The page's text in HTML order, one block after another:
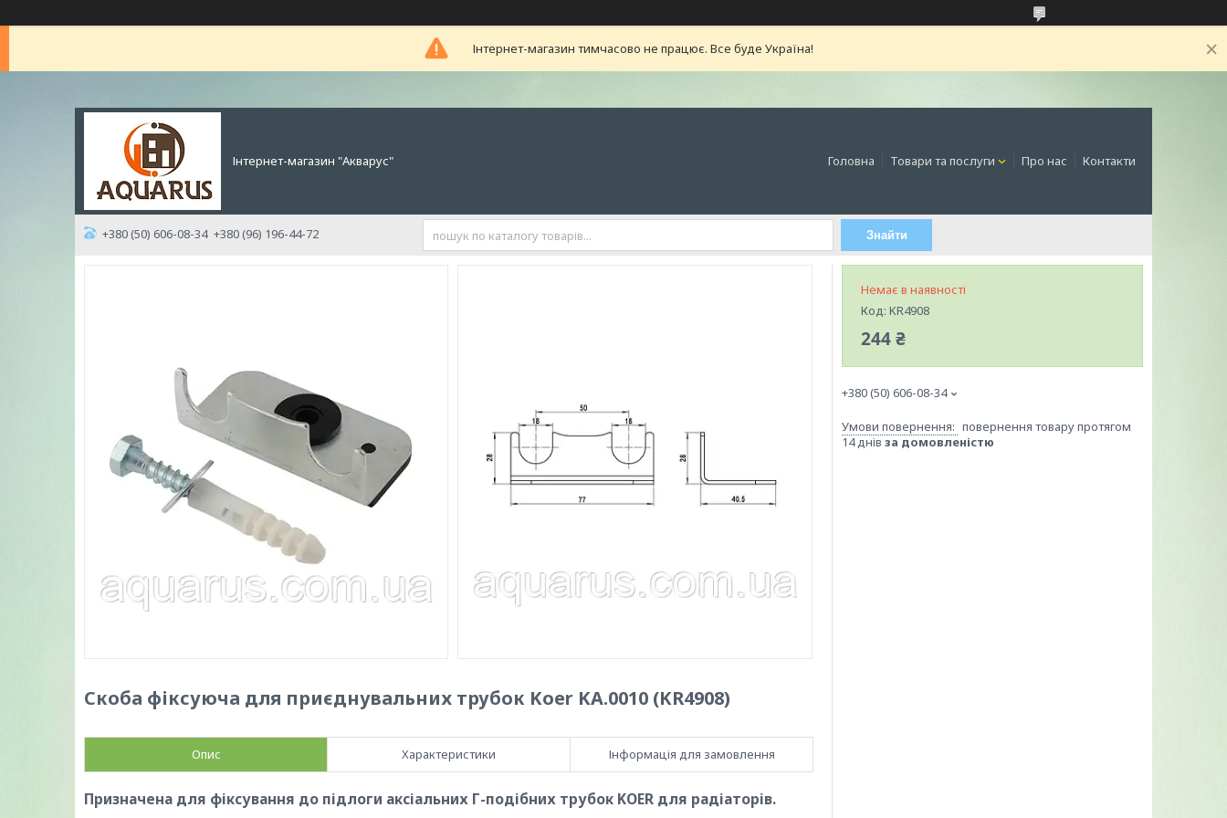
Інтернет-магазин тимчасово не працює. Все буде Україна!
Інтернет-магазин "Акварус" Головна Товари та послуги Про нас Контакти
+380 (50) 606-08-34 +380 (96) 196-44-72 Знайти
Скоба фіксуюча для приєднувальних трубок Koer KA.0010 (KR4908)
Опис Характеристики Інформація для замовлення
Призначена для фіксування до підлоги аксіальних Г-подібних трубок KOER для радіаторів.
Немає в наявності
Код: KR4908
244 ₴
+380 (50) 606-08-34
повернення товару протягом
14 днів за домовленістю